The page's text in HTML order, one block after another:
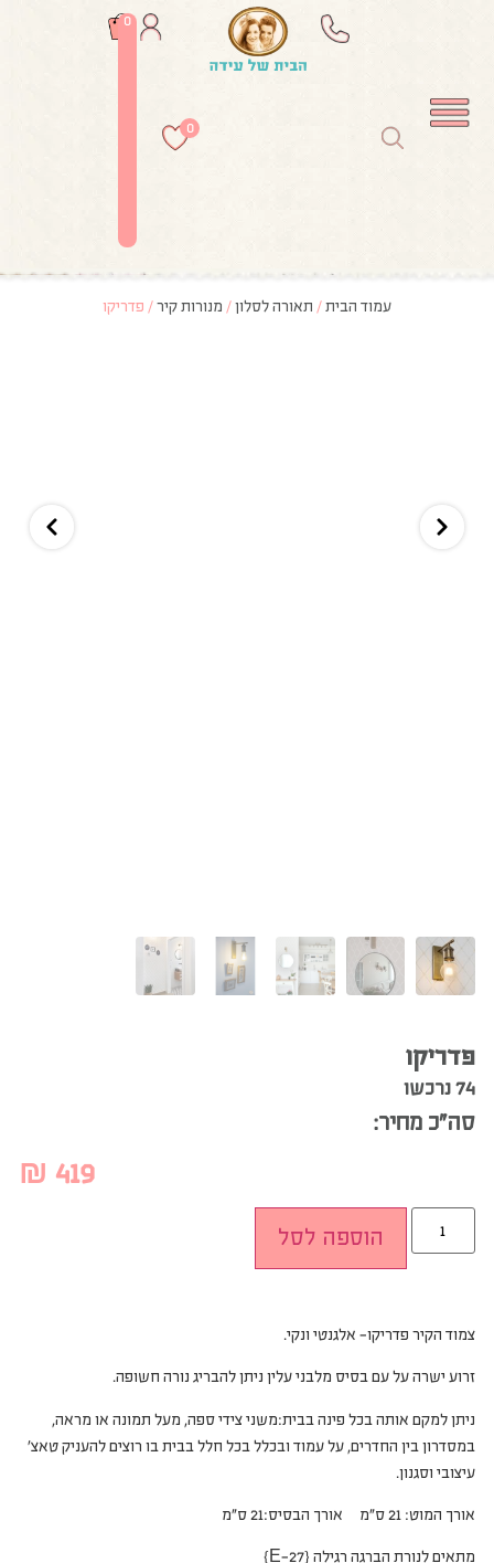
0
0
עמוד הבית/ תאורה לסלון/ מנורות קיר/ פדריקו
פדריקו
74 נרכשו
סה”כ מחיר:
₪ 419
הוספה לסל
צמוד הקיר פדריקו- אלגנטי ונקי.
זרוע ישרה על עם בסיס מלבני עלין ניתן להבריג נורה חשופה.
ניתן למקם אותה בכל פינה בבית:משני צידי ספה, מעל תמונה או מראה,
במסדרון בין החדרים, על עמוד ובכלל בכל חלל בבית בו רוצים להעניק טאצ’
עיצובי וסגנון.
אורך המוט: 21 ס”מ אורך הבסיס:21 ס”מ
מתאים לנורת הברגה רגילה {E-27}